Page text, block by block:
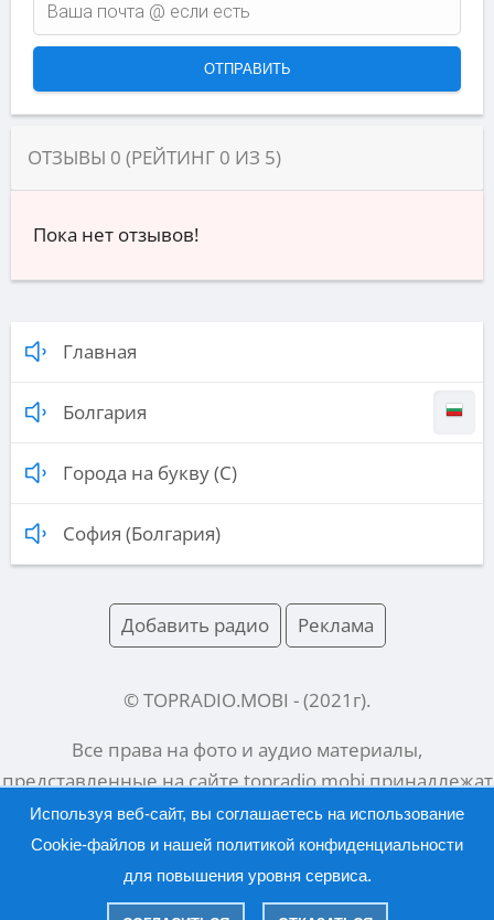
ОТЗЫВЫ 0 (РЕЙТИНГ 0 ИЗ 5)
Пока нет отзывов!
Главная
Болгария
Города на букву (С)
София (Болгария)
Добавить радио Реклама
© TOPRADIO.MOBI - (2021 г).
Все права на фото и аудио материалы,
представленные на сайтеtopradio.mobiпринадлежат
их законным владельцам.
Русский | English
Используя веб-сайт, вы соглашаетесь на использование
Cookie-файлов и нашей политикой конфиденциальности
для повышения уровня сервиса.